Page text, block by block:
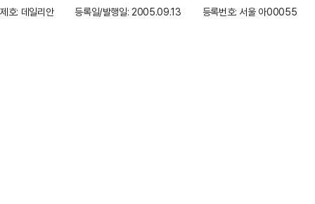
제호: 데일리안
등록일/발행일: 2005.09.13 등록번호: 서울 아00055